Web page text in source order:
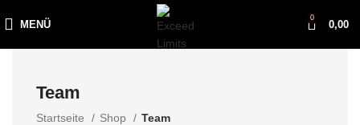
MENÜ
0
0,00
Team
Startseite Shop Team